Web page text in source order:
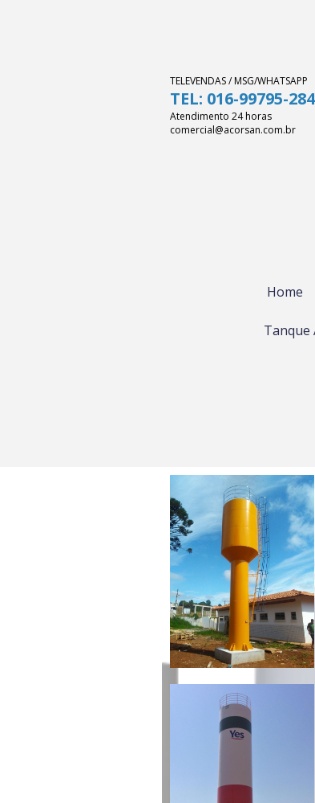
TELEVENDAS / MSG/WHATSAPP
TEL: 016-99795-
Atendimento 24 horas
comercial@acorsan.com.br
Home
Tanque